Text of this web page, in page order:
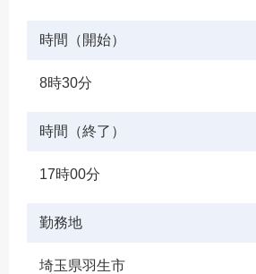
時間（開始）
8時30分
時間（終了）
17時00分
勤務地
埼玉県羽生市